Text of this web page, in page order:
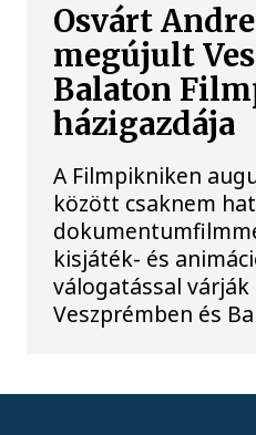
Osvárt
megújult
Balaton
házigazdája
A Filmpikniken
között csaknem
kisjáték- és
válogatással
Veszprémben és